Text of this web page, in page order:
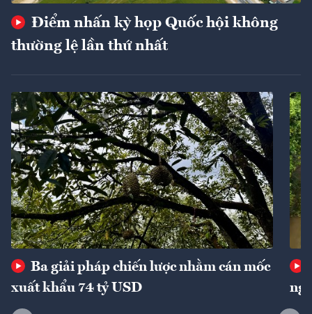
Điểm nhấn kỳ họp Quốc hội không
thường lệ lần thứ nhất
Ba giải pháp chiến lược nhằm cán mốc
xuất khẩu 74 tỷ USD